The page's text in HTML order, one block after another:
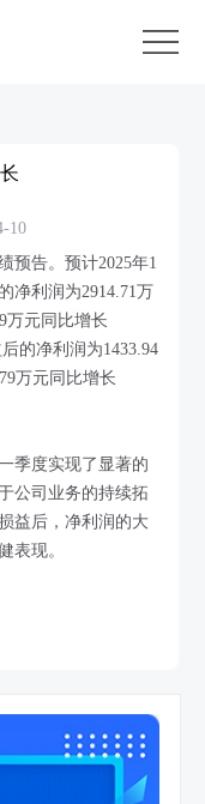
10
预告。预计2025年1
净利润为2914.71万
万元同比增长
的净利润为1433.94
万元同比增长
季度实现了显著的
公司业务的持续拓
益后，净利润的大
表现。